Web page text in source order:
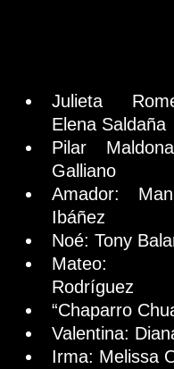
Julieta
Elena Saldaña
Pilar
Galliano
Amador:
Ibáñez
Noé: Tony
Mateo:
Rodríguez
“Chaparro
Valentina:
Irma: Melissa